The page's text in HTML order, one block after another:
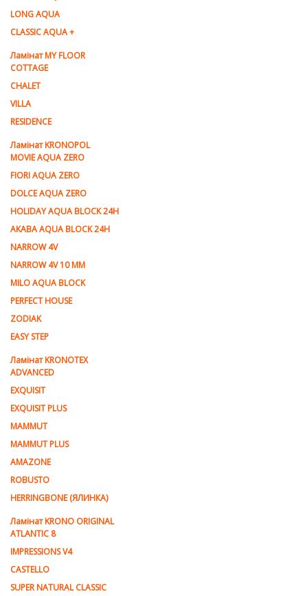
LONG AQUA
CLASSIC AQUA +
Ламінат MY FLOOR
COTTAGE
CHALET
VILLA
RESIDENCE
Ламiнат KRONOPOL
MOVIE AQUA ZERO
FIORI AQUA ZERO
DOLCE AQUA ZERO
HOLIDAY AQUA BLOCK 24H
AKABA AQUA BLOCK 24H
NARROW 4V
NARROW 4V 10 MM
MILO AQUA BLOCK
PERFECT HOUSE
ZODIAK
EASY STEP
Ламінат KRONOTEX
ADVANCED
EXQUISIT
EXQUISIT PLUS
MAMMUT
MAMMUT PLUS
AMAZONE
ROBUSTO
HERRINGBONE (ЯЛИНКА)
Ламiнат KRONO ORIGINAL
ATLANTIC 8
IMPRESSIONS V4
CASTELLO
SUPER NATURAL CLASSIC